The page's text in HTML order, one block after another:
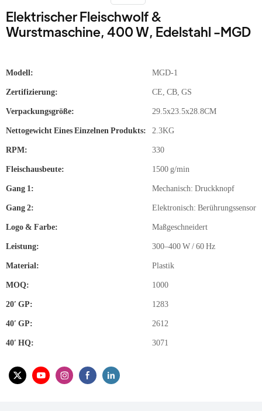
Elektrischer Fleischwolf &
Wurstmaschine, 400 W, Edelstahl -MGD
Modell: MGD-1
Zertifizierung: CE, CB, GS
Verpackungsgröße: 29.5x23.5x28.8CM
Nettogewicht Eines Einzelnen Produkts: 2.3KG
RPM: 330
Fleischausbeute: 1500 g/min
Gang 1: Mechanisch: Druckknopf
Gang 2: Elektronisch: Berührungssensor
Logo & Farbe: Maßgeschneidert
Leistung: 300–400 W / 60 Hz
Material: Plastik
MOQ: 1000
20′ GP: 1283
40′ GP: 2612
40′ HQ: 3071